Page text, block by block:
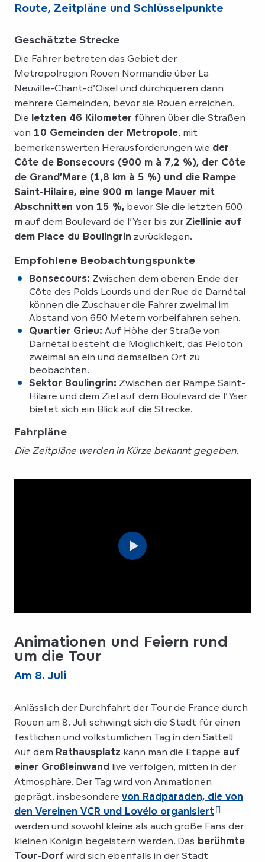
Route, Zeitpläne und Schlüsselpunkte
Geschätzte Strecke
Die Fahrer betreten das Gebiet der
Metropolregion Rouen Normandie über La
Neuville-Chant-d’Oisel und durchqueren dann
mehrere Gemeinden, bevor sie Rouen erreichen.
Die letzten 46 Kilometer führen über die Straßen
von 10 Gemeinden der Metropole, mit
bemerkenswerten Herausforderungen wie der
Côte de Bonsecours (900 m à 7,2 %), der Côte
de Grand’Mare (1,8 km à 5 %) und die Rampe
Saint-Hilaire, eine 900 m lange Mauer mit
Abschnitten von 15 %, bevor Sie die letzten 500
m auf dem Boulevard de l’Yser bis zur Ziellinie auf
dem Place du Boulingrin zurücklegen.
Empfohlene Beobachtungspunkte
Bonsecours: Zwischen dem oberen Ende der
Côte des Poids Lourds und der Rue de Darnétal
können die Zuschauer die Fahrer zweimal im
Abstand von 650 Metern vorbeifahren sehen.
Quartier Grieu: Auf Höhe der Straße von
Darnétal besteht die Möglichkeit, das Peloton
zweimal an ein und demselben Ort zu
beobachten.
Sektor Boulingrin: Zwischen der Rampe Saint-
Hilaire und dem Ziel auf dem Boulevard de l’Yser
bietet sich ein Blick auf die Strecke.
Fahrpläne
Die Zeitpläne werden in Kürze bekannt gegeben.
Animationen und Feiern rund
um die Tour
Am 8. Juli
Anlässlich der Durchfahrt der Tour de France durch
Rouen am 8. Juli schwingt sich die Stadt für einen
festlichen und volkstümlichen Tag in den Sattel!
Auf dem Rathausplatz kann man die Etappe auf
einer Großleinwand live verfolgen, mitten in der
Atmosphäre. Der Tag wird von Animationen
geprägt, insbesondere von Radparaden, die von
den Vereinen VCR und Lovélo organisiert
werden und sowohl kleine als auch große Fans der
kleinen Königin begeistern werden. Das berühmte
Tour-Dorf wird sich ebenfalls in der Stadt